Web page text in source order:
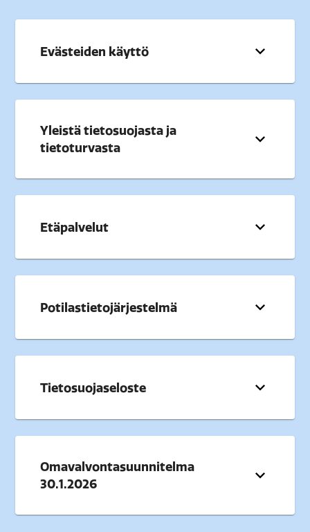
Evästeiden käyttö
Yleistä tietosuojasta ja
tietoturvasta
Etäpalvelut
Potilastietojärjestelmä
Tietosuojaseloste
Omavalvontasuunnitelma
30.1.2026